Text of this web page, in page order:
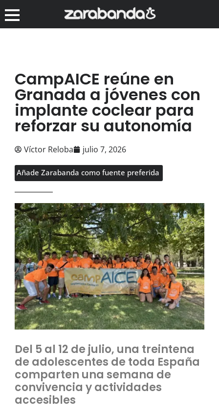
CampAICE reúne en
Granada a jóvenes con
implante coclear para
reforzar su autonomía
Víctor Reloba julio 7, 2026
Añade Zarabanda como fuente preferida
Del 5 al 12 de julio, una treintena
de adolescentes de toda España
comparten una semana de
convivencia y actividades
accesibles